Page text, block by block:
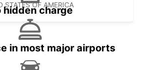
STATES OF AMERICA
hidden charge
in most major airports